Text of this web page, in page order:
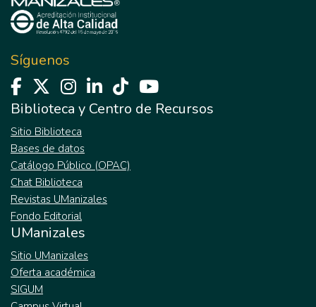
Síguenos
Biblioteca y Centro de Recursos
Sitio Biblioteca
Bases de datos
Catálogo Público (OPAC)
Chat Biblioteca
Revistas UManizales
Fondo Editorial
UManizales
Sitio UManizales
Oferta académica
SIGUM